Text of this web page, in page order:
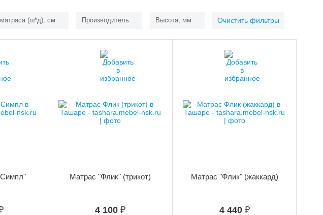
(ш*д), см Производитель Высота, мм Очистить фильтры
Матрас "Флик" (трикот)
4 100 ₽
Матрас "Флик" (жаккард)
4 440 ₽